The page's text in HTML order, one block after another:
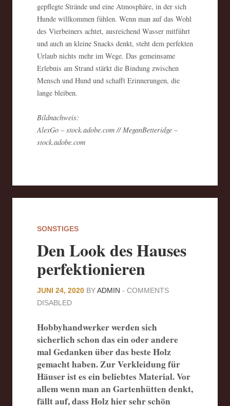
gepflegte Strände und eine Atmosphäre, in der sich
Hunde willkommen fühlen. Wenn man auf das Wohl
des Vierbeiners achtet, ausreichend Wasser mitführt
und auch an kleine Snacks denkt, steht dem perfekten
Urlaub nichts mehr im Wege. Das gemeinsame
Erlebnis am Strand stärkt die Bindung zwischen
Mensch und Hund und schafft Erinnerungen, die
lange bleiben.
Bildnachweis:
AlexGo – stock.adobe.com // MeganBetteridge –
stock.adobe.com
SONSTIGES
Den Look des Hauses
perfektionieren
JUNI 24, 2020 BYADMIN - COMMENTS
DISABLED
Hobbyhandwerker werden sich
sicherlich schon das ein oder andere
mal Gedanken über das beste Holz
gemacht haben. Zur Verkleidung für
Häuser ist es ein beliebtes Material. Vor
allem wenn man an Gartenhütten denkt,
fällt auf, dass Holz hier sehr schön